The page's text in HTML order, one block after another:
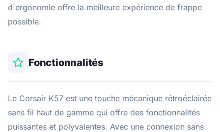
d'ergonomie offre la meilleure expérience de frappe
possible.
Fonctionnalités
Le Corsair K57 est une touche mécanique rétroéclairée
sans fil haut de gamme qui offre des fonctionnalités
puissantes et polyvalentes. Avec une connexion sans